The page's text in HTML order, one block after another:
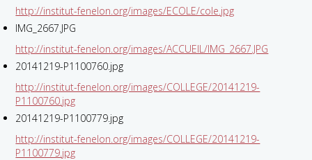
http://institut-fenelon.org/images/ECOLE/cole.jpg
IMG_2667.JPG
http://institut-fenelon.org/images/ACCUEIL/IMG_2667.JPG
20141219-P1100760.jpg
http://institut-fenelon.org/images/COLLEGE/20141219-
P1100760.jpg
20141219-P1100779.jpg
http://institut-fenelon.org/images/COLLEGE/20141219-
P1100779.jpg